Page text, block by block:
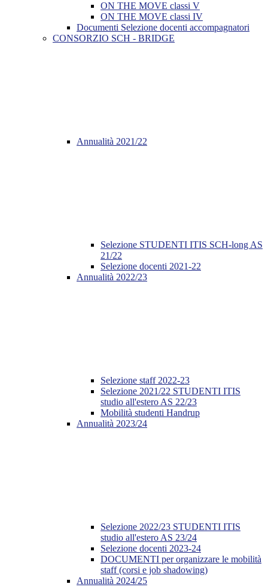
ON THE MOVE classi V
ON THE MOVE classi IV
Documenti Selezione docenti accompagnatori
CONSORZIO SCH - BRIDGE
Annualità 2021/22
Selezione STUDENTI ITIS SCH-long AS
21/22
Selezione docenti 2021-22
Annualità 2022/23
Selezione staff 2022-23
Selezione 2021/22 STUDENTI ITIS
studio all'estero AS 22/23
Mobilità studenti Handrup
Annualità 2023/24
Selezione 2022/23 STUDENTI ITIS
studio all'estero AS 23/24
Selezione docenti 2023-24
DOCUMENTI per organizzare le mobilità
staff (corsi e job shadowing)
Annualità 2024/25